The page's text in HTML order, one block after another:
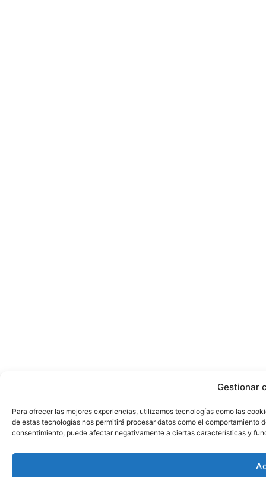
Gestionar
Para ofrecer las mejores experiencias, utilizamos tecnologías como las
de estas tecnologías nos permitirá procesar datos como el
consentimiento, puede afectar negativamente a ciertas características y